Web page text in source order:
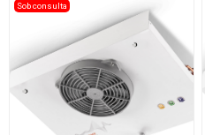
Sob consulta